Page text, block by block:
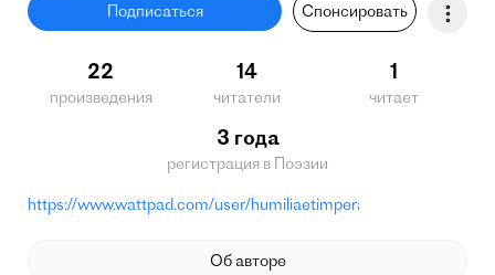
Подписаться Спонсировать
22
произведения
14
читатели
1
читает
3 года
регистрация в Поэзии
https://www.wattpad.com/user/humiliaetimpera
Об авторе